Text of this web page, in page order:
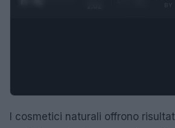
I cosmetici naturali offrono